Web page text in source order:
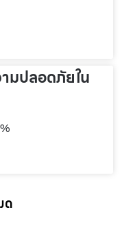
มปลอดภัยใน
ด